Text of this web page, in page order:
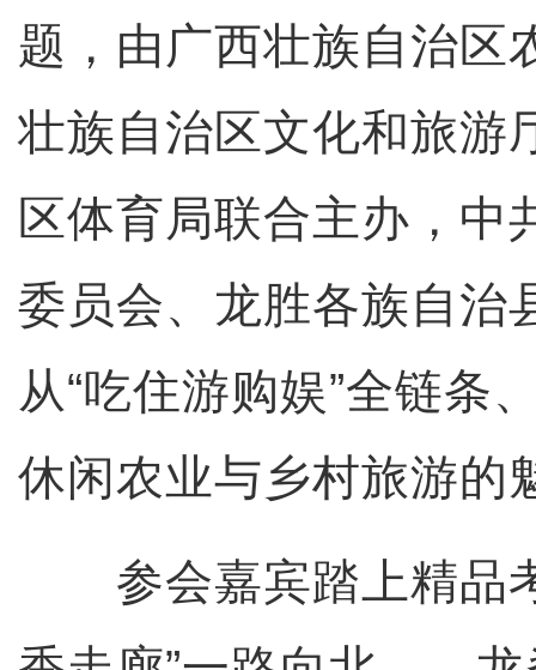
题，由广西壮族自治区
壮族自治区文化和旅游
区体育局联合主办，中
委员会、龙胜各族自治
从“吃住游购娱”全链条
休闲农业与乡村旅游的
参会嘉宾踏上精品